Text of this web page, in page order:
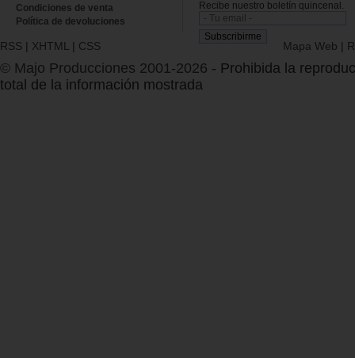
Condiciones de venta
Política de devoluciones
Recibe nuestro boletín quincenal.
RSS | XHTML | CSS Mapa Web |
© Majo Producciones 2001-2026 - Prohibida la
total de la información mostrada